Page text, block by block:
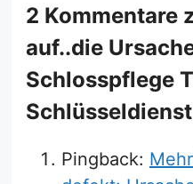
2 Kommentare
auf..die
Schlosspflege
Pingback: